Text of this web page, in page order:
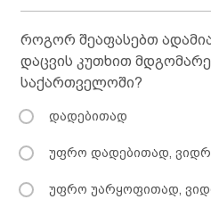
როგორ შეაფასებთ
დაცვის კუთხით
საქართველოში?
დადებითად
უფრო დადებითად,
უფრო უარყოფითად,